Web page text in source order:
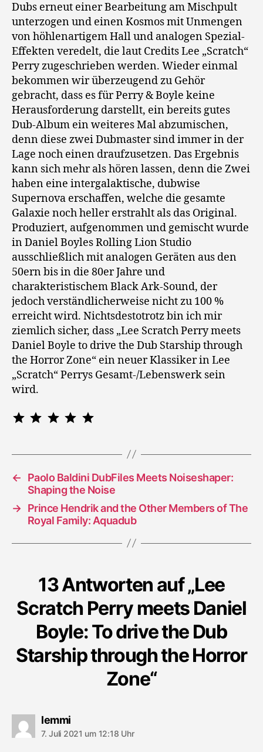
Dubs erneut einer Bearbeitung am Mischpult
unterzogen und einen Kosmos mit Unmengen
von höhlenartigem Hall und analogen Spezial-
Effekten veredelt, die laut Credits Lee „Scratch“
Perry zugeschrieben werden. Wieder einmal
bekommen wir überzeugend zu Gehör
gebracht, dass es für Perry & Boyle keine
Herausforderung darstellt, ein bereits gutes
Dub-Album ein weiteres Mal abzumischen,
denn diese zwei Dubmaster sind immer in der
Lage noch einen draufzusetzen. Das Ergebnis
kann sich mehr als hören lassen, denn die Zwei
haben eine intergalaktische, dubwise
Supernova erschaffen, welche die gesamte
Galaxie noch heller erstrahlt als das Original.
Produziert, aufgenommen und gemischt wurde
in Daniel Boyles Rolling Lion Studio
ausschließlich mit analogen Geräten aus den
50ern bis in die 80er Jahre und
charakteristischem Black Ark-Sound, der
jedoch verständlicherweise nicht zu 100 %
erreicht wird. Nichtsdestotrotz bin ich mir
ziemlich sicher, dass „Lee Scratch Perry meets
Daniel Boyle to drive the Dub Starship through
the Horror Zone“ ein neuer Klassiker in Lee
„Scratch“ Perrys Gesamt-/Lebenswerk sein
wird.
⭐
⭐
←
Paolo Baldini DubFiles Meets Noiseshaper:
Shaping the Noise
→ Prince Hendrik and the Other Members of The
Royal Family: Aquadub
13 Antworten auf „Lee
Scratch Perry meets Daniel
Boyle: To drive the Dub
Starship through the Horror
Zone“
lemmisagt:
7. Juli 2021 um 12:18 Uhr